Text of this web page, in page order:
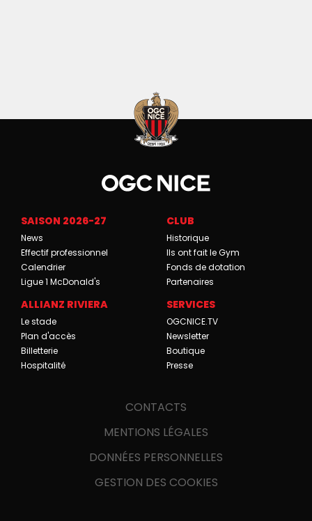
SAISON 2026-27
News
Effectif professionnel
Calendrier
Ligue 1 McDonald's
CLUB
Historique
Ils ont fait le Gym
Fonds de dotation
Partenaires
ALLIANZ RIVIERA
Le stade
Plan d'accès
Billetterie
Hospitalité
SERVICES
OGCNICE.TV
Newsletter
Boutique
Presse
CONTACTS
MENTIONS LÉGALES
DONNÉES PERSONNELLES
GESTION DES COOKIES